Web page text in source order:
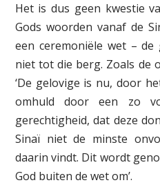
Het is dus geen kwestie
Gods woorden vanaf de
een ceremoniële wet – de
niet tot die berg. Zoals de
‘De gelovige is nu, door
omhuld door een zo
gerechtigheid, dat deze
Sinaï niet de minste
daarin vindt. Dit wordt
God buiten de wet om’.